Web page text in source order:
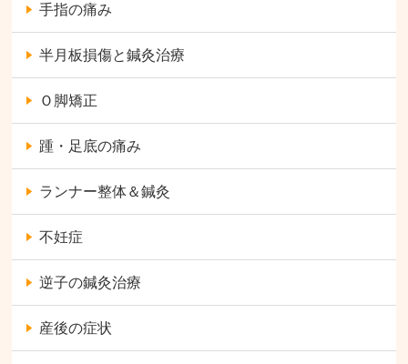
手指の痛み
半月板損傷と鍼灸治療
Ｏ脚矯正
踵・足底の痛み
ランナー整体＆鍼灸
不妊症
逆子の鍼灸治療
産後の症状